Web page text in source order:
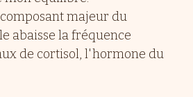
majeur du
abaisse la fréquence
de cortisol, l'hormone du